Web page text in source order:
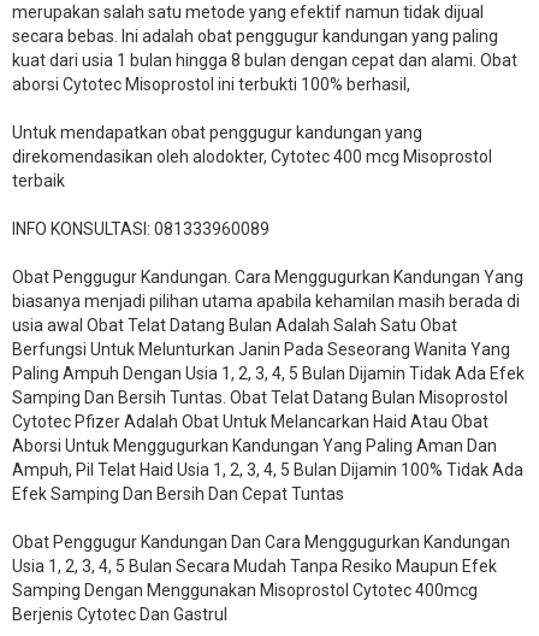
merupakan salah satu metode yang efektif namun tidak dijual
secara bebas. Ini adalah obat penggugur kandungan yang paling
kuat dari usia 1 bulan hingga 8 bulan dengan cepat dan alami. Obat
aborsi Cytotec Misoprostol ini terbukti 100% berhasil,
Untuk mendapatkan obat penggugur kandungan yang
direkomendasikan oleh alodokter, Cytotec 400 mcg Misoprostol
terbaik
INFO KONSULTASI: 081333960089
​Obat Penggugur Kandungan. Cara Menggugurkan Kandungan Yang
biasanya menjadi pilihan utama apabila kehamilan masih berada di
usia awal Obat Telat Datang Bulan Adalah Salah Satu Obat
Berfungsi Untuk Melunturkan Janin Pada Seseorang Wanita Yang
Paling Ampuh Dengan Usia 1, 2, 3, 4, 5 Bulan Dijamin Tidak Ada Efek
Samping Dan Bersih Tuntas. Obat Telat Datang Bulan Misoprostol
Cytotec Pfizer Adalah Obat Untuk Melancarkan Haid Atau Obat
Aborsi Untuk Menggugurkan Kandungan Yang Paling Aman Dan
Ampuh, Pil Telat Haid Usia 1, 2, 3, 4, 5 Bulan Dijamin 100% Tidak Ada
Efek Samping Dan Bersih Dan Cepat Tuntas
Obat Penggugur Kandungan Dan Cara Menggugurkan Kandungan
Usia 1, 2, 3, 4, 5 Bulan Secara Mudah Tanpa Resiko Maupun Efek
Samping Dengan Menggunakan Misoprostol Cytotec 400mcg
Berjenis Cytotec Dan Gastrul